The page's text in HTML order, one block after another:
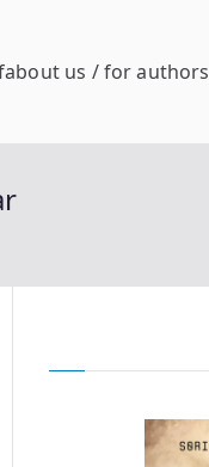
about us / for authors